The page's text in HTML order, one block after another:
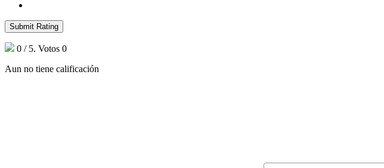
Submit Rating
0 / 5. Votos 0
Aun no tiene calificación